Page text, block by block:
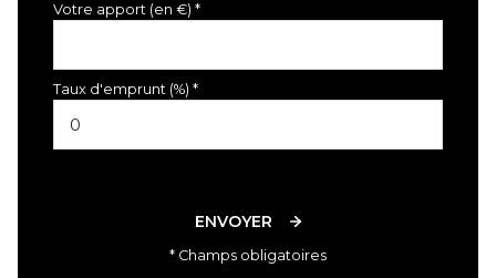
Votre apport (en €) *
Taux d'emprunt (%) *
ENVOYER
* Champs obligatoires